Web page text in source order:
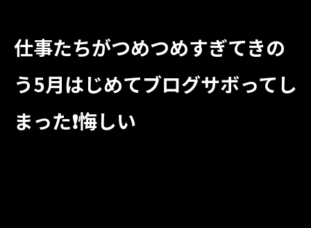
仕事たちがつめつめすぎてきの
う5月はじめてブログサボってし
まった❗️悔しい